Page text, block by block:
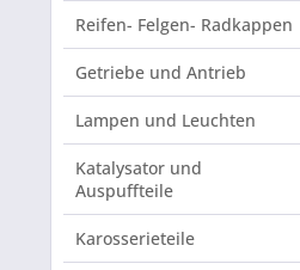
Reifen- Felgen- Radkappen
Getriebe und Antrieb
Lampen und Leuchten
Katalysator und
Auspuffteile
Karosserieteile